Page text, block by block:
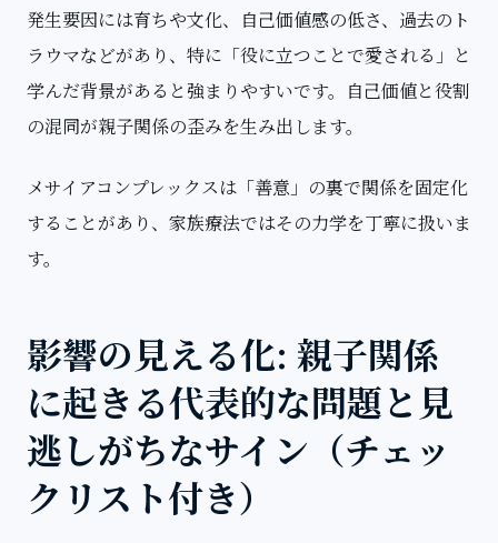
発生要因には育ちや文化、自己価値感の低さ、過去のト
ラウマなどがあり、特に「役に立つことで愛される」と
学んだ背景があると強まりやすいです。
自己価値と役割
の混同が親子関係の歪みを生み出します。
メサイアコンプレックスは「善意」の裏で関係を固定化
することがあり、家族療法ではその力学を丁寧に扱いま
す。
影響の見える化: 親子関係
に起きる代表的な問題と見
逃しがちなサイン（チェッ
クリスト付き）